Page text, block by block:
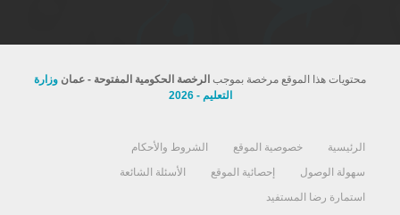
محتويات هذا الموقع مرخصة بموجب الرخصة الحكومية المفتوحة - عمان وزارة
التعليم - 2026
الرئيسية خصوصية الموقع
الشروط والأحكام
سهولة الوصول
إحصائية الموقع
الأسئلة الشائعة
استمارة رضا المستفيد